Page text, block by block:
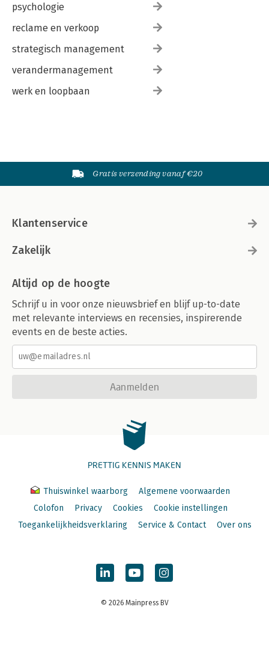
psychologie
reclame en verkoop
strategisch management
verandermanagement
werk en loopbaan
Gratis verzending vanaf €20
Klantenservice
Zakelijk
Altijd op de hoogte
Schrijf u in voor onze nieuwsbrief en blijf up-to-date
met relevante interviews en recensies, inspirerende
events en de beste acties.
Aanmelden
PRETTIG KENNIS MAKEN
Thuiswinkel waarborg
Algemene voorwaarden
Colofon
Privacy Cookies
Cookie instellingen
Toegankelijkheidsverklaring
Service & Contact Over ons
© 2026 Mainpress BV